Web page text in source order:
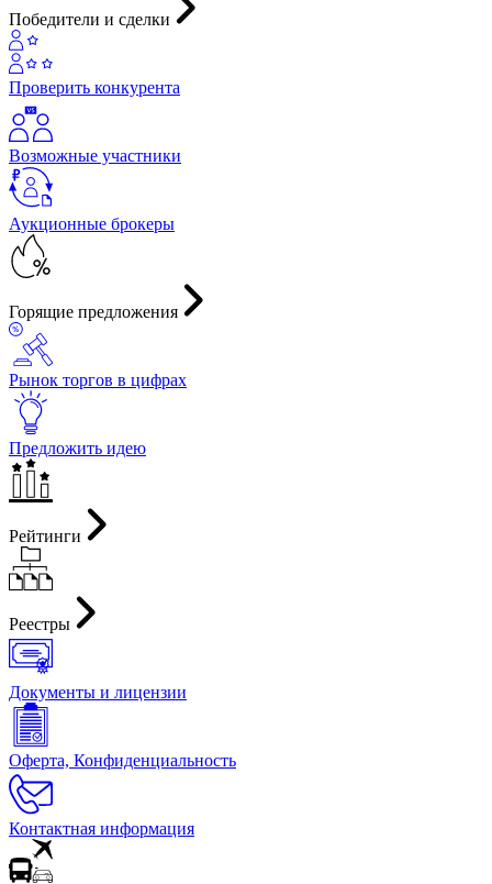
Победители и сделки
Проверить конкурента
Возможные участники
Аукционные брокеры
Горящие предложения
Рынок торгов в цифрах
Предложить идею
Рейтинги
Реестры
Документы и лицензии
Оферта, Конфиденциальность
Контактная информация